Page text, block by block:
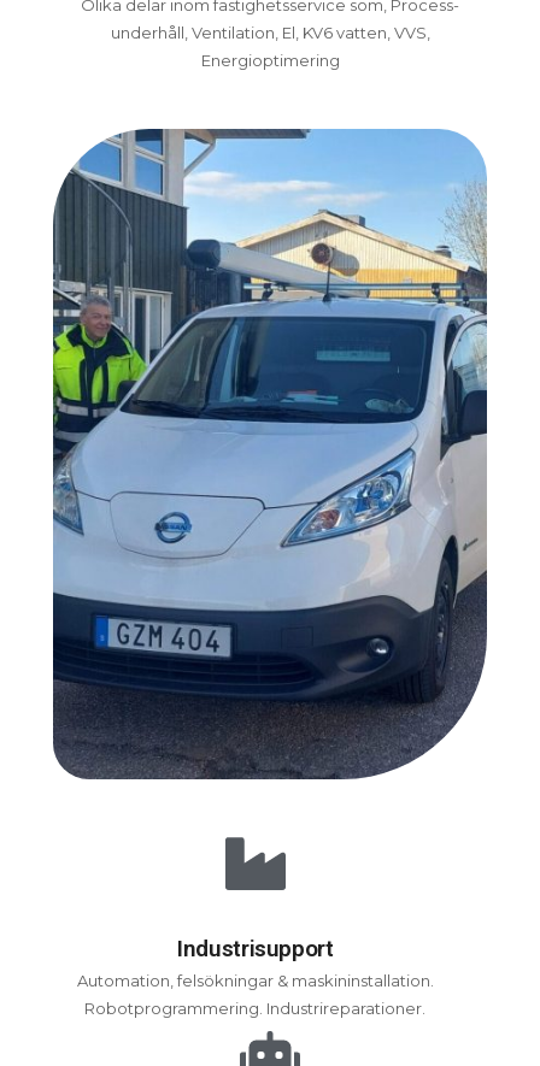
Olika delar inom fastighetsservice som, Process-
underhåll, Ventilation, El, KV6 vatten, VVS,
Energioptimering
Industrisupport
Automation, felsökningar & maskininstallation.
Robotprogrammering. Industrireparationer.